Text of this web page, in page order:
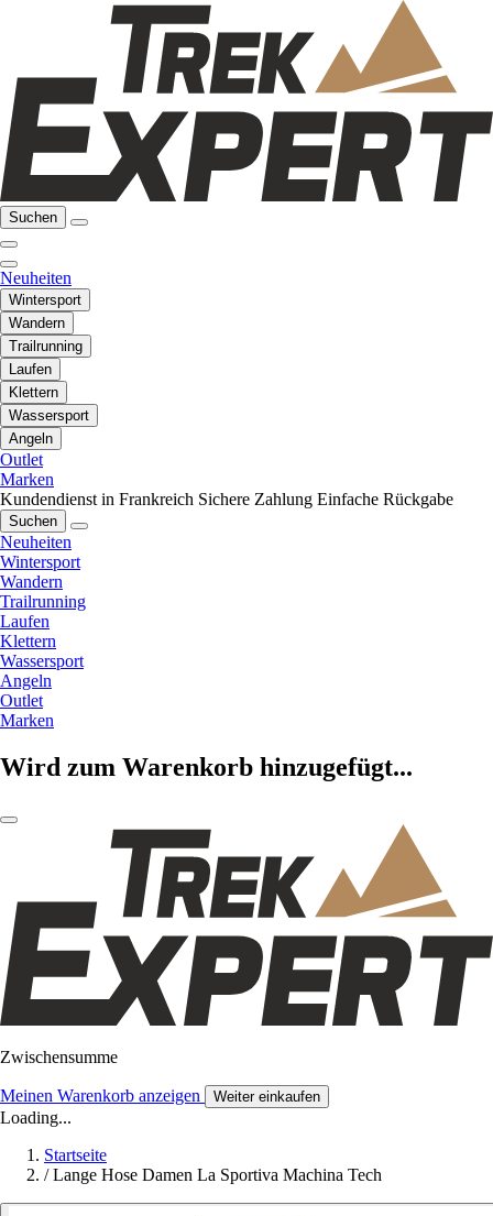
Suchen
Neuheiten
Wintersport
Wandern
Trailrunning
Laufen
Klettern
Wassersport
Angeln
Outlet
Marken
Kundendienst in Frankreich Sichere Zahlung Einfache Rückgabe
Suchen
Neuheiten
Wintersport
Wandern
Trailrunning
Laufen
Klettern
Wassersport
Angeln
Outlet
Marken
Wird zum Warenkorb hinzugefügt...
Zwischensumme
Meinen Warenkorb anzeigen Weiter einkaufen
Loading...
Startseite
/ Lange Hose Damen La Sportiva Machina Tech